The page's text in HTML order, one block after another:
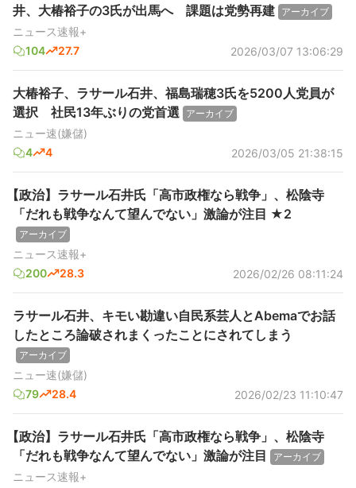
井、大椿裕子の3氏が出馬へ 課題は党勢再建 アーカイブ
ニュース速報+
104
27.7 2026/03/07 13:06:29
大椿裕子、ラサール石井、福島瑞穂3氏を5200人党員が
選択 社民13年ぶりの党首選 アーカイブ
ニュー速(嫌儲)
4
4 2026/03/05 21:38:15
【政治】ラサール石井氏「高市政権なら戦争」、松陰寺
「だれも戦争なんて望んでない」激論が注目 ★2
アーカイブ
ニュース速報+
200
28.3 2026/02/26 08:11:24
ラサール石井、キモい勘違い自民系芸人とAbemaでお話
したところ論破されまくったことにされてしまう
アーカイブ
ニュー速(嫌儲)
79
28.4 2026/02/23 11:10:47
【政治】ラサール石井氏「高市政権なら戦争」、松陰寺
「だれも戦争なんて望んでない」激論が注目
アーカイブ
ニュース速報+